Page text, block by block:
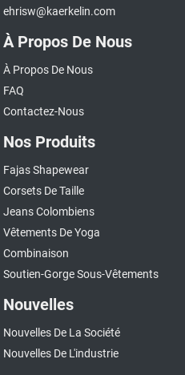
ehrisw@kaerkelin.com
À Propos De Nous
À Propos De Nous
FAQ
Contactez-Nous
Nos Produits
Fajas Shapewear
Corsets De Taille
Jeans Colombiens
Vêtements De Yoga
Combinaison
Soutien-Gorge Sous-Vêtements
Nouvelles
Nouvelles De La Société
Nouvelles De L'industrie